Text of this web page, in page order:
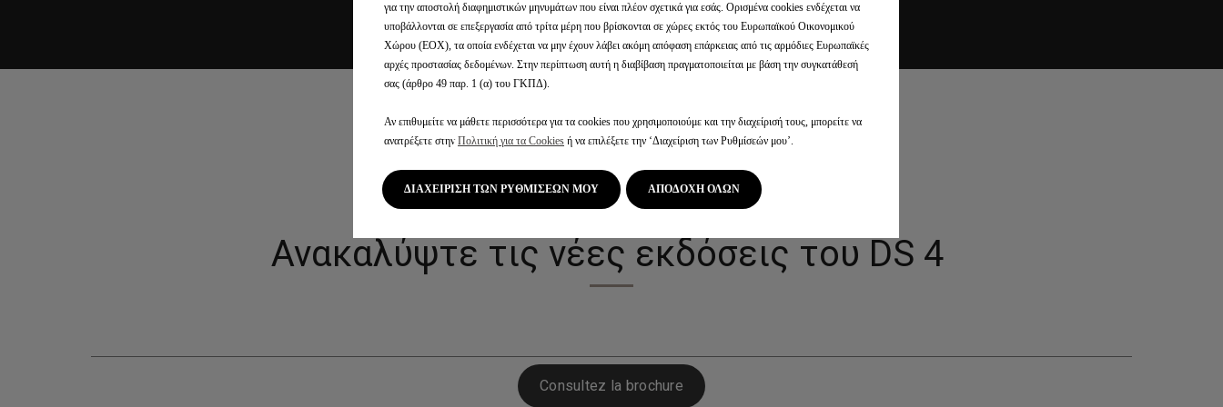
ΕΚΔΟΣΕΙΣ
Ανακαλύψτε τις νέες εκδόσεις του DS 4
Consultez la brochure
για την αποστολή διαφημιστικών μηνυμάτων που είναι πλέον σχετικά για εσάς. Ορισμένα cookies ενδέχεται να
υποβάλλονται σε επεξεργασία από τρίτα μέρη που βρίσκονται σε χώρες εκτός του Ευρωπαϊκού Οικονομικού
Χώρου (ΕΟΧ), τα οποία ενδέχεται να μην έχουν λάβει ακόμη απόφαση επάρκειας από τις αρμόδιες Ευρωπαϊκές
αρχές προστασίας δεδομένων. Στην περίπτωση αυτή η διαβίβαση πραγματοποιείται με βάση την συγκατάθεσή
σας (άρθρο 49 παρ. 1 (α) του ΓΚΠΔ).
Αν επιθυμείτε να μάθετε περισσότερα για τα cookies που χρησιμοποιούμε και την διαχείρισή τους, μπορείτε να
ανατρέξετε στην Πολιτική για τα Cookies ή να επιλέξετε την ‘Διαχείριση των Ρυθμίσεών μου’.
ΔΙΑΧΕΙΡΙΣΗ ΤΩΝ ΡΥΘΜΙΣΕΩΝ ΜΟΥ ΑΠΟΔΟΧΗ ΟΛΩΝ